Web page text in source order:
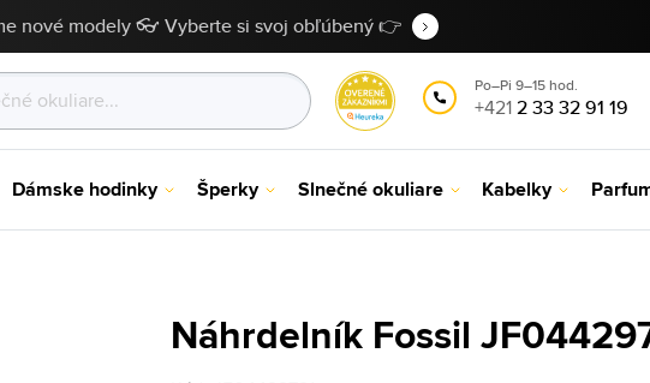
nové modely 👓 Vyberte si svoj obľúbený 👉
Po–Pi 9–15 hod.
+4212 33 32 91 19
Dámske hodinky Šperky Slnečné okuliare Kabelky
Náhrdelník Fossil